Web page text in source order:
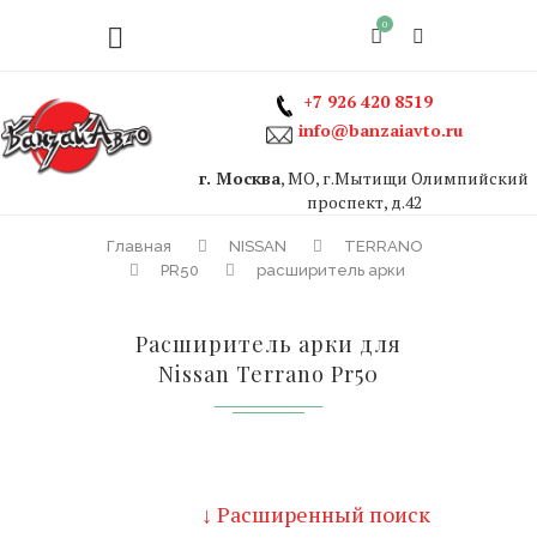
0
+7 926 420 8519
info@banzaiavto.ru
г. Москва, МО, г.Мытищи Олимпийский
проспект, д.42
Главная NISSAN
TERRANO
PR50
расширитель арки
Расширитель арки для
Nissan Terrano Pr50
↓ Расширенный поиск